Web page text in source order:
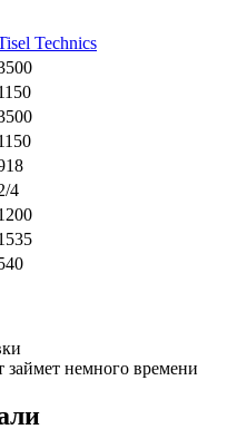
Technics
4
займет немного времени